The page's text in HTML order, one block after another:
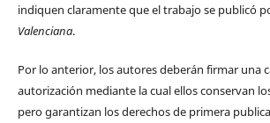
indiquen claramente que el trabajo se publicó
Valenciana.
Por lo anterior, los autores deberán firmar una
autorización mediante la cual ellos conservan
pero garantizan los derechos de primera